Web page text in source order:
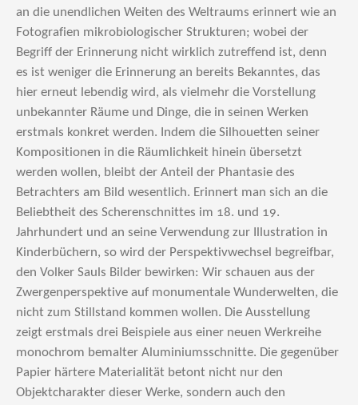
an die unendlichen Weiten des Weltraums erinnert wie an
Fotografien mikrobiologischer Strukturen; wobei der
Begriff der Erinnerung nicht wirklich zutreffend ist, denn
es ist weniger die Erinnerung an bereits Bekanntes, das
hier erneut lebendig wird, als vielmehr die Vorstellung
unbekannter Räume und Dinge, die in seinen Werken
erstmals konkret werden. Indem die Silhouetten seiner
Kompositionen in die Räumlichkeit hinein übersetzt
werden wollen, bleibt der Anteil der Phantasie des
Betrachters am Bild wesentlich. Erinnert man sich an die
Beliebtheit des Scherenschnittes im 18. und 19.
Jahrhundert und an seine Verwendung zur Illustration in
Kinderbüchern, so wird der Perspektivwechsel begreifbar,
den Volker Sauls Bilder bewirken: Wir schauen aus der
Zwergenperspektive auf monumentale Wunderwelten, die
nicht zum Stillstand kommen wollen. Die Ausstellung
zeigt erstmals drei Beispiele aus einer neuen Werkreihe
monochrom bemalter Aluminiumsschnitte. Die gegenüber
Papier härtere Materialität betont nicht nur den
Objektcharakter dieser Werke, sondern auch den